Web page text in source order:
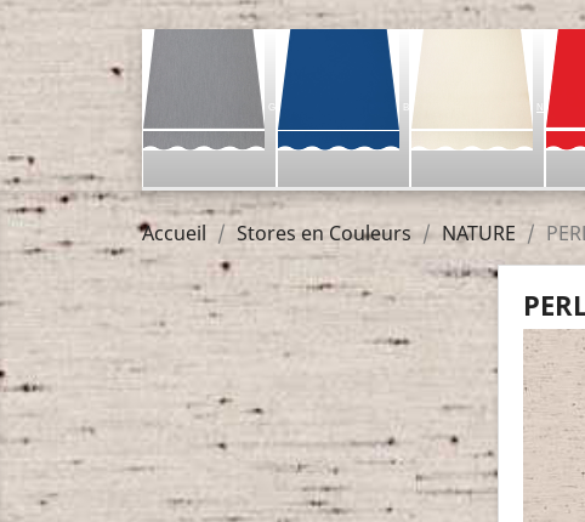
G B N
Accueil Stores en Couleurs NATURE